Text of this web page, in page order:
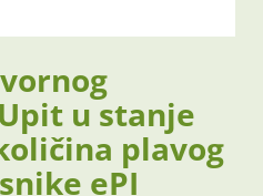
u stanje
plavog
ePI